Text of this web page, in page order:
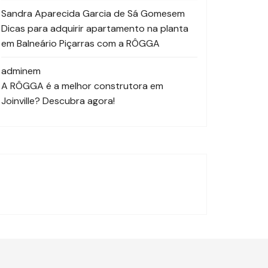
Sandra Aparecida Garcia de Sá Gomesem
Dicas para adquirir apartamento na planta
em Balneário Piçarras com a RÔGGA
adminem
A RÔGGA é a melhor construtora em
Joinville? Descubra agora!